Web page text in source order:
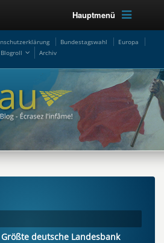
Hauptmenü
Bundestagswahl
Europa
Blogroll Archiv
Größte deutsche Landesbank